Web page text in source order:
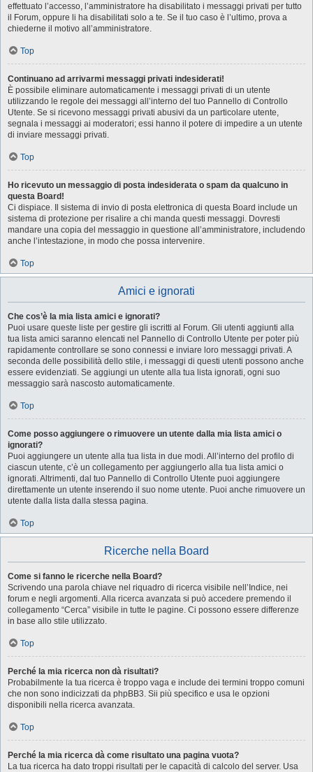
effettuato l’accesso, l’amministratore ha disabilitato i messaggi privati per tutto
il Forum, oppure li ha disabilitati solo a te. Se il tuo caso è l’ultimo, prova a
chiederne il motivo all’amministratore.
Top
Continuano ad arrivarmi messaggi privati indesiderati!
È possibile eliminare automaticamente i messaggi privati ​​di un utente
utilizzando le regole dei messaggi all’interno del tuo Pannello di Controllo
Utente. Se si ricevono messaggi privati ​​abusivi da un particolare utente,
segnala i messaggi ai moderatori; essi hanno il potere di impedire a un utente
di inviare messaggi privati​​.
Top
Ho ricevuto un messaggio di posta indesiderata o spam da qualcuno in
questa Board!
Ci dispiace. Il sistema di invio di posta elettronica di questa Board include un
sistema di protezione per risalire a chi manda questi messaggi. Dovresti
mandare una copia del messaggio in questione all’amministratore, includendo
anche l’intestazione, in modo che possa intervenire.
Top
Amici e ignorati
Che cos’è la mia lista amici e ignorati?
Puoi usare queste liste per gestire gli iscritti al Forum. Gli utenti aggiunti alla
tua lista amici saranno elencati nel Pannello di Controllo Utente per poter più
rapidamente controllare se sono connessi e inviare loro messaggi privati. A
seconda delle possibilità dello stile, i messaggi di questi utenti possono anche
essere evidenziati. Se aggiungi un utente alla tua lista ignorati, ogni suo
messaggio sarà nascosto automaticamente.
Top
Come posso aggiungere o rimuovere un utente dalla mia lista amici o
ignorati?
Puoi aggiungere un utente alla tua lista in due modi. All’interno del profilo di
ciascun utente, c’è un collegamento per aggiungerlo alla tua lista amici o
ignorati. Altrimenti, dal tuo Pannello di Controllo Utente puoi aggiungere
direttamente un utente inserendo il suo nome utente. Puoi anche rimuovere un
utente dalla lista dalla stessa pagina.
Top
Ricerche nella Board
Come si fanno le ricerche nella Board?
Scrivendo una parola chiave nel riquadro di ricerca visibile nell’Indice, nei
forum e negli argomenti. Alla ricerca avanzata si può accedere premendo il
collegamento “Cerca” visibile in tutte le pagine. Ci possono essere differenze
in base allo stile utilizzato.
Top
Perché la mia ricerca non dà risultati?
Probabilmente la tua ricerca è troppo vaga e include dei termini troppo comuni
che non sono indicizzati da phpBB3. Sii più specifico e usa le opzioni
disponibili nella ricerca avanzata.
Top
Perché la mia ricerca dà come risultato una pagina vuota?
La tua ricerca ha dato troppi risultati per le capacità di calcolo del server. Usa